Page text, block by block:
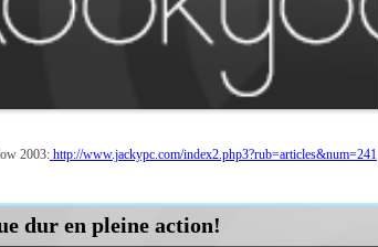
2003: http://www.jackypc.com/index2.php3?rub=articles&num=241
dur en pleine action!